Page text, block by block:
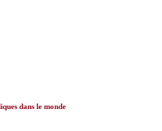
dans le monde